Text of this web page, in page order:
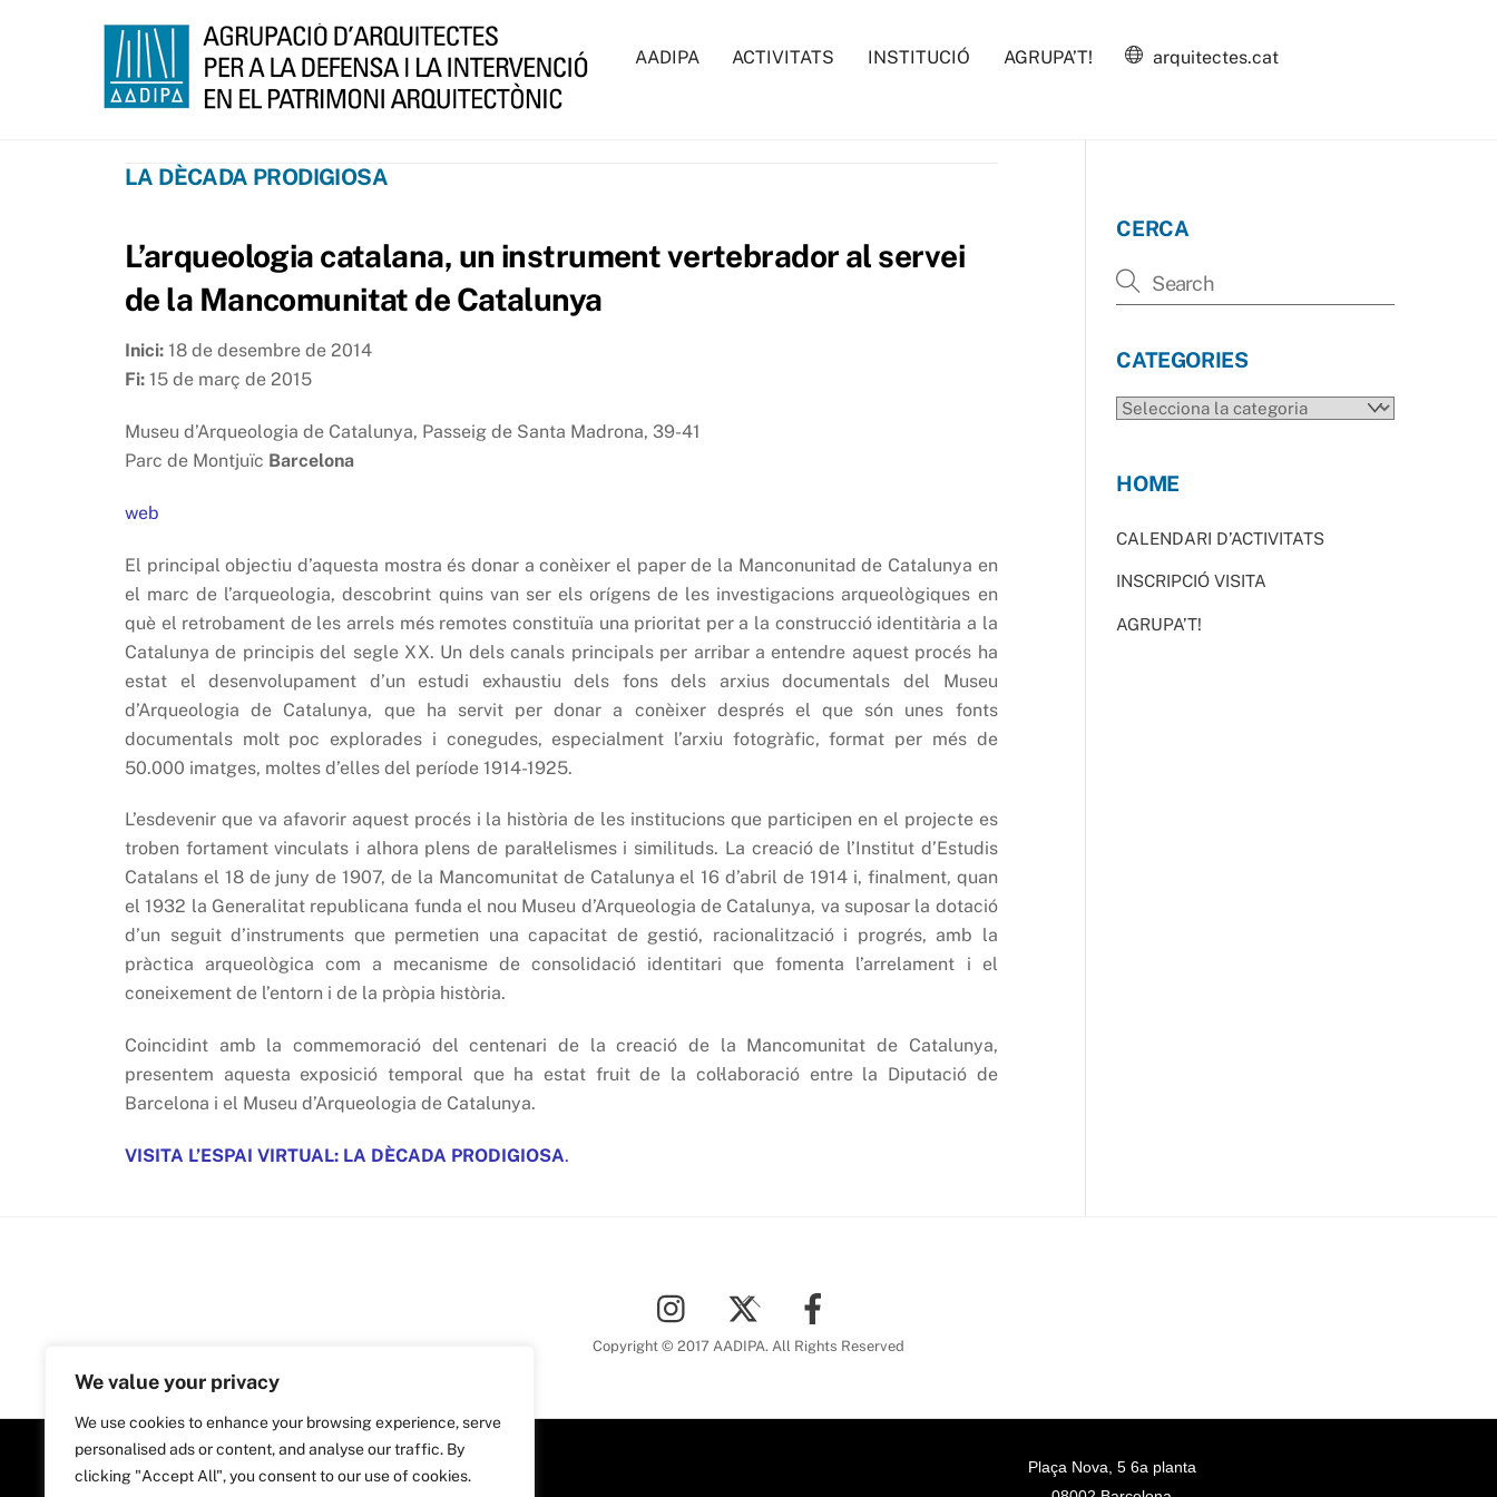
We value your privacy
We use cookies to enhance your browsing experience, serve
personalised ads or content, and analyse our traffic. By
clicking "Accept All", you consent to our use of cookies.
AADIPA ACTIVITATS INSTITUCIÓ AGRUPA’T! arquitectes.cat
LA DÈCADA PRODIGIOSA
L’arqueologia catalana, un instrument vertebrador al servei
de la Mancomunitat de Catalunya
Inici: 18 de desembre de 2014
Fi: 15 de març de 2015
Museu d’Arqueologia de Catalunya, Passeig de Santa Madrona, 39-41
Parc de Montjuïc Barcelona
web
El principal objectiu d’aquesta mostra és donar a conèixer el paper de la Manconunitad de Catalunya en
el marc de l’arqueologia, descobrint quins van ser els orígens de les investigacions arqueològiques en
què el retrobament de les arrels més remotes constituïa una prioritat per a la construcció identitària a la
Catalunya de principis del segle XX. Un dels canals principals per arribar a entendre aquest procés ha
estat el desenvolupament d’un estudi exhaustiu dels fons dels arxius documentals del Museu
d’Arqueologia de Catalunya, que ha servit per donar a conèixer després el que són unes fonts
documentals molt poc explorades i conegudes, especialment l’arxiu fotogràfic, format per més de
50.000 imatges, moltes d’elles del període 1914-1925.
L’esdevenir que va afavorir aquest procés i la història de les institucions que participen en el projecte es
troben fortament vinculats i alhora plens de paral·lelismes i similituds. La creació de l’Institut d’Estudis
Catalans el 18 de juny de 1907, de la Mancomunitat de Catalunya el 16 d’abril de 1914 i, finalment, quan
el 1932 la Generalitat republicana funda el nou Museu d’Arqueologia de Catalunya, va suposar la dotació
d’un seguit d’instruments que permetien una capacitat de gestió, racionalització i progrés, amb la
pràctica arqueològica com a mecanisme de consolidació identitari que fomenta l’arrelament i el
coneixement de l’entorn i de la pròpia història.
Coincidint amb la commemoració del centenari de la creació de la Mancomunitat de Catalunya,
presentem aquesta exposició temporal que ha estat fruit de la col·laboració entre la Diputació de
Barcelona i el Museu d’Arqueologia de Catalunya.
VISITA L’ESPAI VIRTUAL: LA DÈCADA PRODIGIOSA.
CERCA
CATEGORIES
CATEGORIES
HOME
CALENDARI D’ACTIVITATS
INSCRIPCIÓ VISITA
AGRUPA’T!
To
Top
Copyright © 2017 AADIPA. All Rights Reserved
Plaça Nova, 5 6a planta